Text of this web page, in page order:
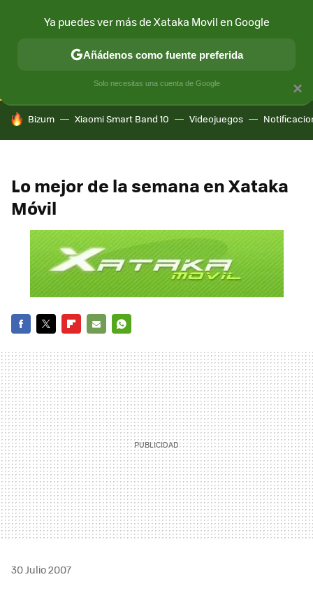
CONECTIVIDAD MÓVIL Y SOCIEDAD APLICACIONES
HOY SE HABLA DE
Bizum Xiaomi Smart Band 10 Videojuegos
Lo mejor de la semana en Xataka
Móvil
MAIL
30 Julio 2007
×
Ya puedes ver más de Xataka Movil en Google
Añádenos como fuente preferida
Solo necesitas una cuenta de Google